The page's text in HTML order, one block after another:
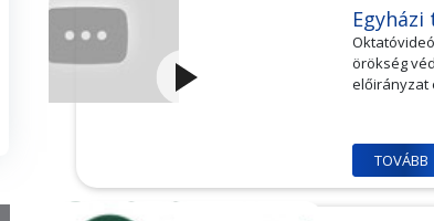
örökség
előirányzat
TOVÁBB